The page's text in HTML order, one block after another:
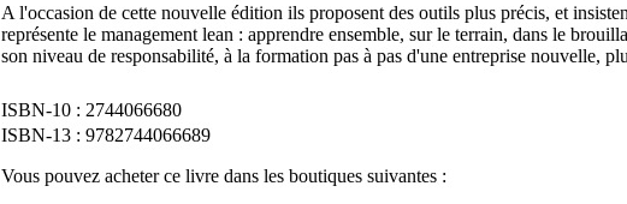
A l'occasion de cette nouvelle édition ils proposent des outils plus précis, et
représente le management lean : apprendre ensemble, sur le terrain, dans le
son niveau de responsabilité, à la formation pas à pas d'une entreprise nouvelle,
2744066680
9782744066689
Vous pouvez acheter ce livre dans les boutiques suivantes :